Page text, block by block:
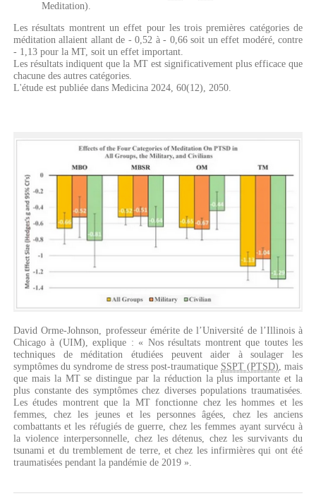
Meditation).
Les résultats montrent un effet pour les trois premières catégories de
méditation allaient allant de - 0,52 à - 0,66 soit un effet modéré, contre
- 1,13 pour la MT, soit un effet important.
Les résultats indiquent que la MT est significativement plus efficace que
chacune des autres catégories.
L'étude est publiée dans Medicina 2024, 60(12), 2050.
David Orme-Johnson, professeur émérite de l’Université de l’Illinois à
Chicago à (UIM), explique : « Nos résultats montrent que toutes les
techniques de méditation étudiées peuvent aider à soulager les
symptômes du syndrome de stress post-traumatique SSPT (PTSD) , mais
que mais la MT se distingue par la réduction la plus importante et la
plus constante des symptômes chez diverses populations traumatisées.
Les études montrent que la MT fonctionne chez les hommes et les
femmes, chez les jeunes et les personnes âgées, chez les anciens
combattants et les réfugiés de guerre, chez les femmes ayant survécu à
la violence interpersonnelle, chez les détenus, chez les survivants du
tsunami et du tremblement de terre, et chez les infirmières qui ont été
traumatisées pendant la pandémie de 2019 ».